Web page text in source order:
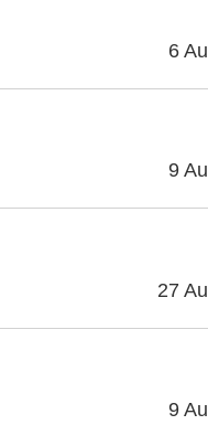
6
9
27
9